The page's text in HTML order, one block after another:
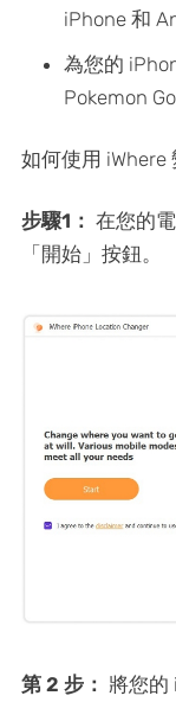
iPhone 和
為您的
Pokemon
如何使用 iWhere
步驟1： 在您的
「開始」按鈕。
第 2 步： 將您的